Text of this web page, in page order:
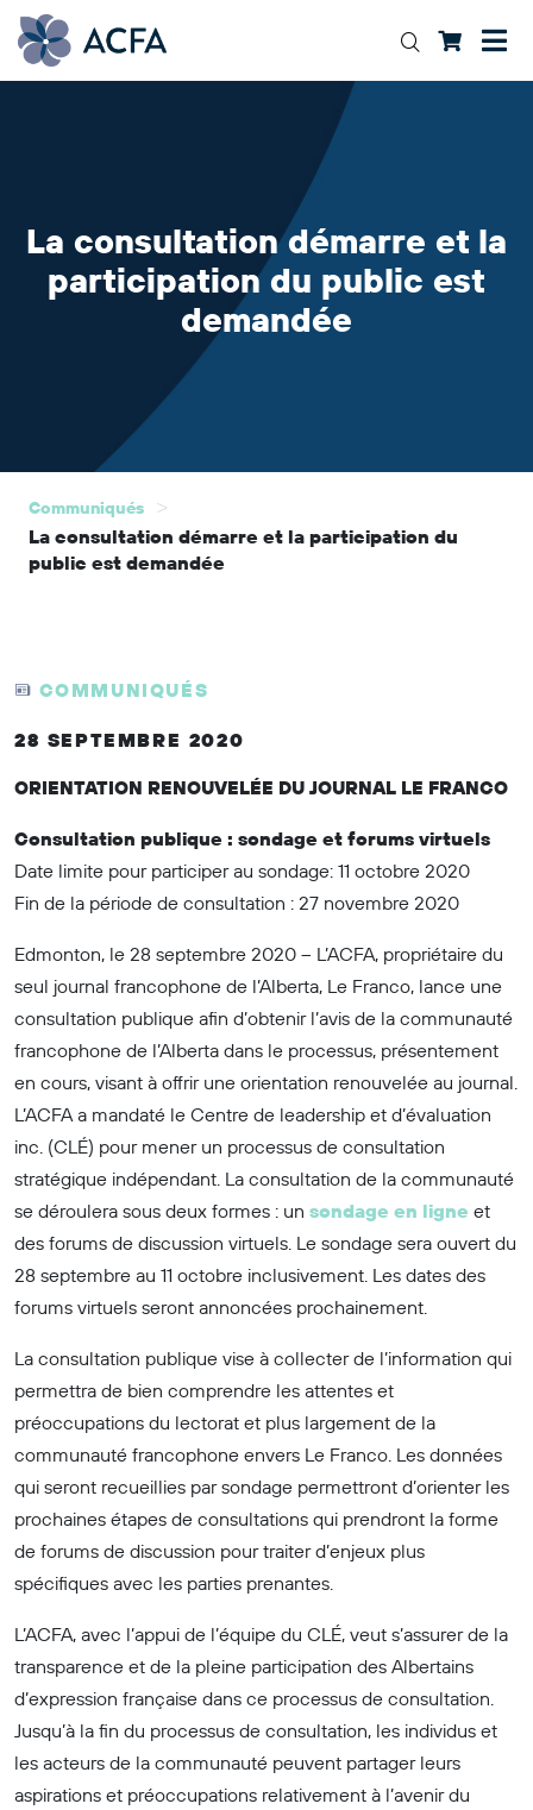
La consultation démarre et la
participation du public est
demandée
Communiqués >
La consultation démarre et la participation du
public est demandée
COMMUNIQUÉS
28 SEPTEMBRE 2020
ORIENTATION RENOUVELÉE DU JOURNAL LE FRANCO
Consultation publique : sondage et forums virtuels
Date limite pour participer au sondage: 11 octobre 2020
Fin de la période de consultation : 27 novembre 2020
Edmonton, le 28 septembre 2020 – L’ACFA, propriétaire du
seul journal francophone de l’Alberta, Le Franco, lance une
consultation publique afin d’obtenir l’avis de la communauté
francophone de l’Alberta dans le processus, présentement
en cours, visant à offrir une orientation renouvelée au journal.
L’ACFA a mandaté le Centre de leadership et d’évaluation
inc. (CLÉ) pour mener un processus de consultation
stratégique indépendant. La consultation de la communauté
se déroulera sous deux formes : un sondage en ligne et
des forums de discussion virtuels. Le sondage sera ouvert du
28 septembre au 11 octobre inclusivement. Les dates des
forums virtuels seront annoncées prochainement.
La consultation publique vise à collecter de l’information qui
permettra de bien comprendre les attentes et
préoccupations du lectorat et plus largement de la
communauté francophone envers Le Franco. Les données
qui seront recueillies par sondage permettront d’orienter les
prochaines étapes de consultations qui prendront la forme
de forums de discussion pour traiter d’enjeux plus
spécifiques avec les parties prenantes.
L’ACFA, avec l’appui de l’équipe du CLÉ, veut s’assurer de la
transparence et de la pleine participation des Albertains
d’expression française dans ce processus de consultation.
Jusqu’à la fin du processus de consultation, les individus et
les acteurs de la communauté peuvent partager leurs
aspirations et préoccupations relativement à l’avenir du